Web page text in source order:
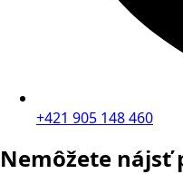
+421 905 148 460
Nemôžete nájsť